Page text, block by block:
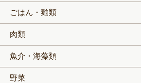
ごはん・麺類
肉類
魚介・海藻類
野菜